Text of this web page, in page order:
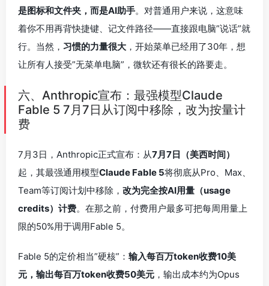
是图标和文件夹，而是AI助手。对普通用户来说，这意味
着你不用再背快捷键、记文件路径——直接跟电脑”说话”就
行。当然， 习惯的力量很大 ，开始菜单已经用了30年，想
让所有人接受”无菜单电脑”，微软还有很长的路要走。
六、Anthropic宣布：最强模型Claude
Fable 5 7月7日从订阅中移除，改为按量计
费
7月3日，Anthropic正式宣布：从7月7日（美西时间）
起，其最强通用模型Claude Fable 5将彻底从Pro、Max、
Team等订阅计划中移除， 改为完全按AI用量（usage
credits）计费。在那之前，付费用户最多可把每周用量上
限的50%用于调用Fable 5。
Fable 5的定价相当”硬核”： 输入每百万token收费10美
元，输出每百万token收费50美元 ，输出成本约为Opus